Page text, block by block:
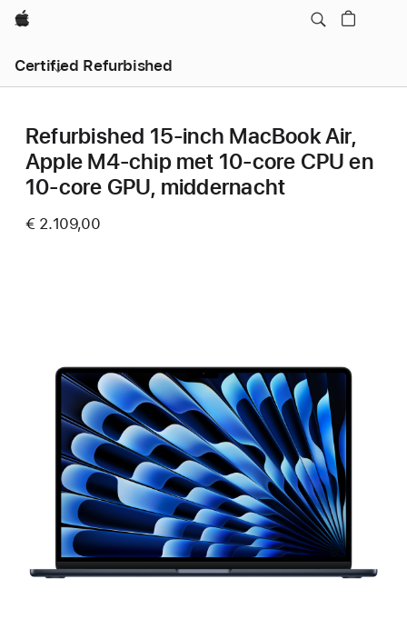
Apple
Certified Refurbished
Refurbished 15-inch MacBook Air,
Apple M4-chip met 10‑core CPU en
10‑core GPU, middernacht
€ 2.109,00